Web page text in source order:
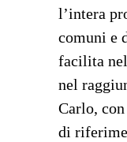
l’intera
comuni e
facilita
nel
Carlo,
di